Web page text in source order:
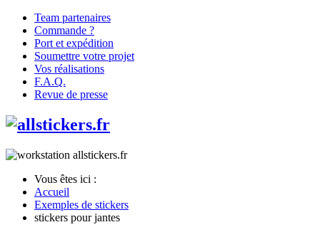
Team partenaires
Commande ?
Port et expédition
Soumettre votre projet
Vos réalisations
F.A.Q.
Revue de presse
Vous êtes ici :
Accueil
Exemples de stickers
stickers pour jantes